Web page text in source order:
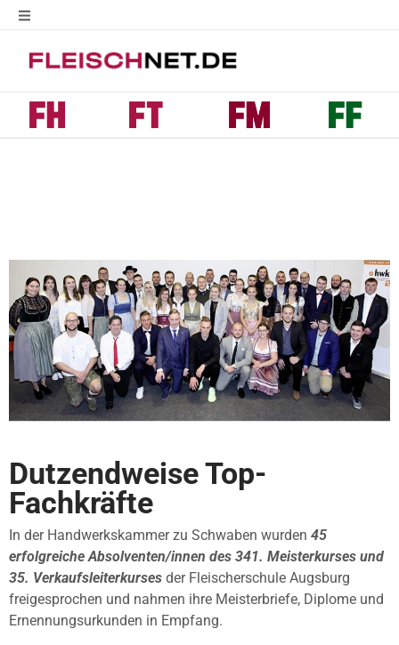
Dutzendweise Top-
Fachkräfte
In der Handwerkskammer zu Schwaben wurden 45
erfolgreiche Absolventen/innen des 341. Meisterkurses und
35. Verkaufsleiterkurses der Fleischerschule Augsburg
freigesprochen und nahmen ihre Meisterbriefe, Diplome und
Ernennungsurkunden in Empfang.